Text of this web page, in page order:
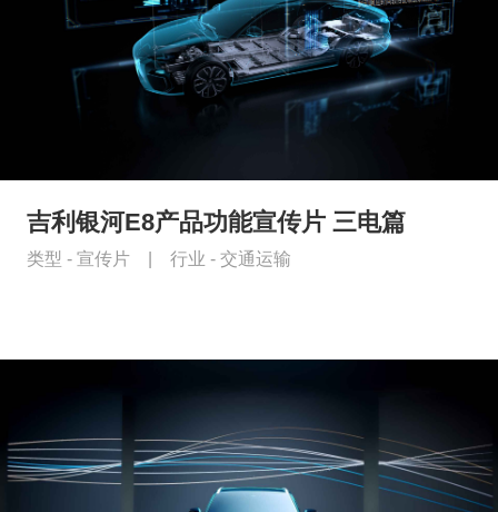
吉利银河E8产品功能宣传片 三电篇
类型 - 宣传片 行业 - 交通运输